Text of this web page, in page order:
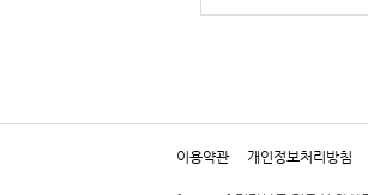
이용약관 개인정보처리방침